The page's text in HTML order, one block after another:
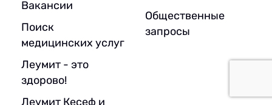
Вакансии
Поиск
медицинских услуг
Леумит - это
здорово!
Леумит Кесеф и
Общественные
запросы